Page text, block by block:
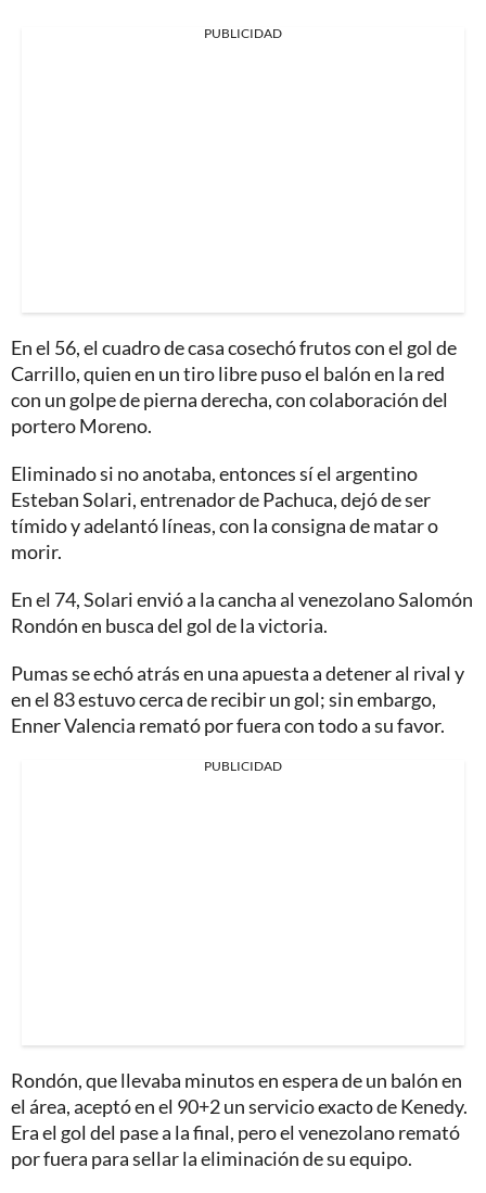
PUBLICIDAD
En el 56, el cuadro de casa cosechó frutos con el gol de
Carrillo, quien en un tiro libre puso el balón en la red
con un golpe de pierna derecha, con colaboración del
portero Moreno.
Eliminado si no anotaba, entonces sí el argentino
Esteban Solari, entrenador de Pachuca, dejó de ser
tímido y adelantó líneas, con la consigna de matar o
morir.
En el 74, Solari envió a la cancha al venezolano Salomón
Rondón en busca del gol de la victoria.
Pumas se echó atrás en una apuesta a detener al rival y
en el 83 estuvo cerca de recibir un gol; sin embargo,
Enner Valencia remató por fuera con todo a su favor.
PUBLICIDAD
Rondón, que llevaba minutos en espera de un balón en
el área, aceptó en el 90+2 un servicio exacto de Kenedy.
Era el gol del pase a la final, pero el venezolano remató
por fuera para sellar la eliminación de su equipo.